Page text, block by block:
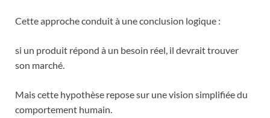
Cette approche conduit à une conclusion logique :
si un produit répond à un besoin réel, il devrait trouver
son marché.
Mais cette hypothèse repose sur une vision simplifiée du
comportement humain.